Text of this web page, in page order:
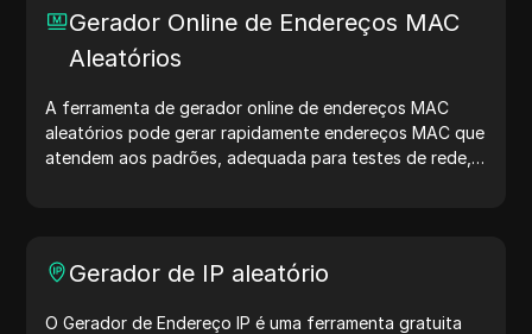
Gerador Online de Endereços MAC
Aleatórios
A ferramenta de gerador online de endereços MAC
aleatórios pode gerar rapidamente endereços MAC que
atendem aos padrões, adequada para testes de rede,
Gerador de IP aleatório
O Gerador de Endereço IP é uma ferramenta gratuita